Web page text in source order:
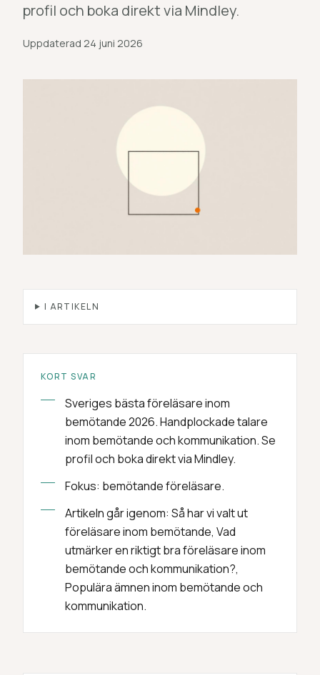
profil och boka direkt via Mindley.
Uppdaterad 24 juni 2026
I ARTIKELN
KORT SVAR
Sveriges bästa föreläsare inom
bemötande 2026. Handplockade talare
inom bemötande och kommunikation. Se
profil och boka direkt via Mindley.
Fokus: bemötande föreläsare.
Artikeln går igenom: Så har vi valt ut
föreläsare inom bemötande, Vad
utmärker en riktigt bra föreläsare inom
bemötande och kommunikation?,
Populära ämnen inom bemötande och
kommunikation.